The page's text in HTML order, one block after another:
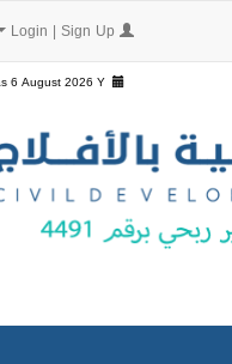
6 August 2026 Y